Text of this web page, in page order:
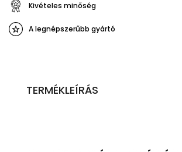
Kivételes minőség
A legnépszerűbb gyártó
TERMÉKLEÍRÁS